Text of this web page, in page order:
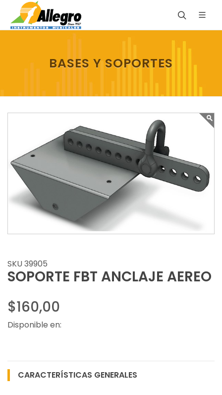
BASES Y SOPORTES
SKU 39905
SOPORTE FBT ANCLAJE AEREO
$160,00
Disponible en:
CARACTERÍSTICAS GENERALES